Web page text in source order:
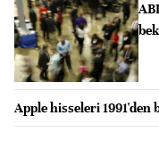
Apple hisseleri